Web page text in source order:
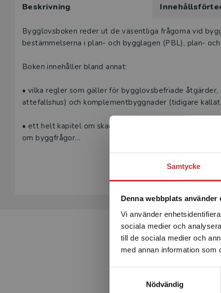
Samtycke
Denna webbplats använder
Vi använder
sociala medier och
till de sociala medier och
med annan information som
Nödvändig
här
Våra
under 180
Beskrivning
Beskrivning
Bygglovsboken reder ut de väsentliga frågorna vid
bestämmelserna i plan- och bygglagen (PBL), plan-
Boken innehåller bland annat:
• vilka regler som gäller för bygglovsbefriade
attefallshus) och komplementbyggnader (tidigare
• ett helt kapitel om skadeståndsfrågor kopplat till
om byggfrågor
• många konkreta och illustrativa exempel på
Denna fjärde upplaga har uppdaterats efter de
9 ändrades inte nämnvärt i sak, men ökade i omfång
antal nya rättsfall från mark- och miljööverdomstolen
Boken riktar sig främst till dig som i ditt dagliga